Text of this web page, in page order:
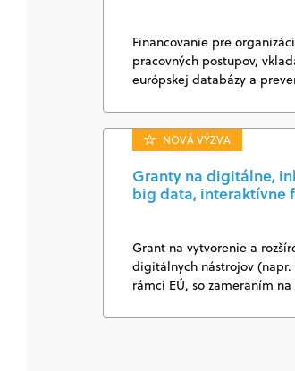
Financovanie pre
pracovných postupov,
európskej databázy a
NOVÁ VÝZVA
Granty na digitálne,
big data, interaktívne
Grant na vytvorenie a
digitálnych nástrojov
rámci EÚ, so zameraním